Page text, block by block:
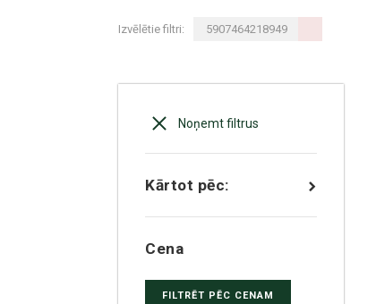
Izvēlētie filtri: 5907464218949
Noņemt filtrus
Kārtot pēc:
Cena
FILTRĒT PĒC CENAM